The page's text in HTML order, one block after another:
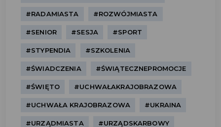
#RADAMIASTA #ROZWÓJMIASTA
#SENIOR #SESJA #SPORT
#STYPENDIA #SZKOLENIA
#ŚWIADCZENIA #ŚWIĄTECZNEPROMOCJE
#ŚWIĘTO #UCHWAŁAKRAJOBRAZOWA
#UCHWAŁA KRAJOBRAZOWA #UKRAINA
#URZĄDMIASTA #URZĄDSKARBOWY